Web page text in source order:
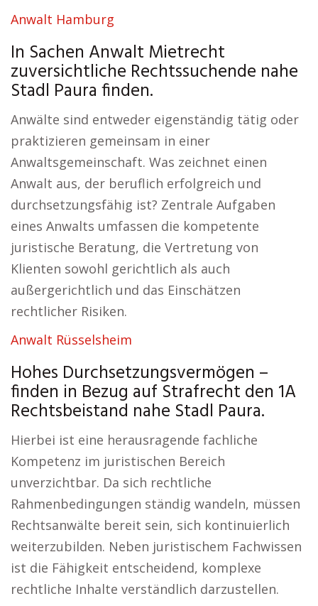
Anwalt Hamburg
In Sachen Anwalt Mietrecht
zuversichtliche Rechtssuchende nahe
Stadl Paura finden.
Anwälte sind entweder eigenständig tätig oder
praktizieren gemeinsam in einer
Anwaltsgemeinschaft. Was zeichnet einen
Anwalt aus, der beruflich erfolgreich und
durchsetzungsfähig ist? Zentrale Aufgaben
eines Anwalts umfassen die kompetente
juristische Beratung, die Vertretung von
Klienten sowohl gerichtlich als auch
außergerichtlich und das Einschätzen
rechtlicher Risiken.
Anwalt Rüsselsheim
Hohes Durchsetzungsvermögen –
finden in Bezug auf Strafrecht den 1A
Rechtsbeistand nahe Stadl Paura.
Hierbei ist eine herausragende fachliche
Kompetenz im juristischen Bereich
unverzichtbar. Da sich rechtliche
Rahmenbedingungen ständig wandeln, müssen
Rechtsanwälte bereit sein, sich kontinuierlich
weiterzubilden. Neben juristischem Fachwissen
ist die Fähigkeit entscheidend, komplexe
rechtliche Inhalte verständlich darzustellen.